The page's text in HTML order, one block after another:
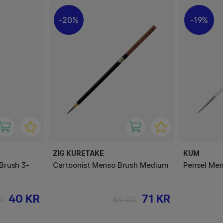
3-
40 KR
20%
ZIG KURETAKE
Cartoonist Menso Brush Medium
71 KR
19%
KUM
Pensel